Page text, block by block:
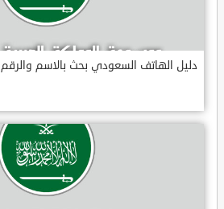
دليل الهاتف السعودي بحث بالاسم والرقم